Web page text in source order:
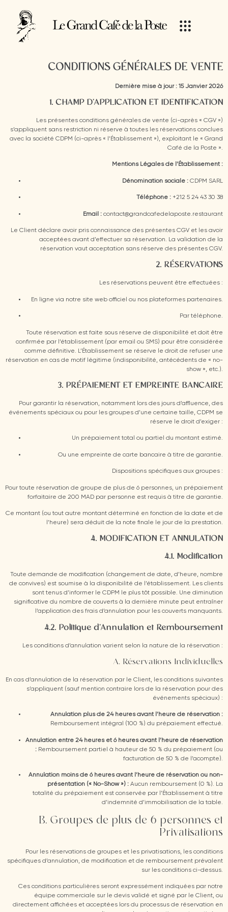
CONDITIONS GÉNÉRALES DE VENTE
Dernière mise à jour : 15 Janvier 2026
1. CHAMP D’APPLICATION ET IDENTIFICATION
Les présentes conditions générales de vente (ci-après « CGV »)
s’appliquent sans restriction ni réserve à toutes les réservations conclues
avec la société CDPM (ci-après « l’Établissement »), exploitant le « Grand
Café de la Poste ».
Mentions Légales de l’Établissement :
Dénomination sociale : CDPM SARL
Téléphone : +212 5 24 43 30 38
Email : contact@grandcafedelaposte.restaurant
Le Client déclare avoir pris connaissance des présentes CGV et les avoir
acceptées avant d’effectuer sa réservation. La validation de la
réservation vaut acceptation sans réserve des présentes CGV.
2. RÉSERVATIONS
Les réservations peuvent être effectuées :
En ligne via notre site web officiel ou nos plateformes partenaires.
Par téléphone.
Toute réservation est faite sous réserve de disponibilité et doit être
confirmée par l’établissement (par email ou SMS) pour être considérée
comme définitive. L’Établissement se réserve le droit de refuser une
réservation en cas de motif légitime (indisponibilité, antécédents de « no-
show », etc.).
3. PRÉPAIEMENT ET EMPREINTE BANCAIRE
Pour garantir la réservation, notamment lors des jours d’affluence, des
événements spéciaux ou pour les groupes d’une certaine taille, CDPM se
réserve le droit d’exiger :
Un prépaiement total ou partiel du montant estimé.
Ou une empreinte de carte bancaire à titre de garantie.
Dispositions spécifiques aux groupes :
Pour toute réservation de groupe de plus de 6 personnes, un prépaiement
forfaitaire de 200 MAD par personne est requis à titre de garantie.
Ce montant (ou tout autre montant déterminé en fonction de la date et de
l’heure) sera déduit de la note finale le jour de la prestation.
4. MODIFICATION ET ANNULATION
4.1. Modification
Toute demande de modification (changement de date, d’heure, nombre
de convives) est soumise à la disponibilité de l’établissement. Les clients
sont tenus d’informer le CDPM le plus tôt possible. Une diminution
significative du nombre de couverts à la dernière minute peut entraîner
l’application des frais d’annulation pour les couverts manquants.
4.2. Politique d’Annulation et Remboursement
Les conditions d’annulation varient selon la nature de la réservation :
A. Réservations Individuelles
En cas d’annulation de la réservation par le Client, les conditions suivantes
s’appliquent (sauf mention contraire lors de la réservation pour des
événements spéciaux) :
Annulation plus de 24 heures avant l’heure de réservation :
Remboursement intégral (100 %) du prépaiement effectué.
Annulation entre 24 heures et 6 heures avant l’heure de réservation
: Remboursement partiel à hauteur de 50 % du prépaiement (ou
facturation de 50 % de l’acompte).
Annulation moins de 6 heures avant l’heure de réservation ou non-
présentation (« No-Show ») : Aucun remboursement (0 %). La
totalité du prépaiement est conservée par l’Établissement à titre
d’indemnité d’immobilisation de la table.
B. Groupes de plus de 6 personnes et
Privatisations
Pour les réservations de groupes et les privatisations, les conditions
spécifiques d’annulation, de modification et de remboursement prévalent
sur les conditions ci-dessus.
Ces conditions particulières seront expressément indiquées par notre
équipe commerciale sur le devis validé et signé par le Client, ou
directement affichées et acceptées lors du processus de réservation en